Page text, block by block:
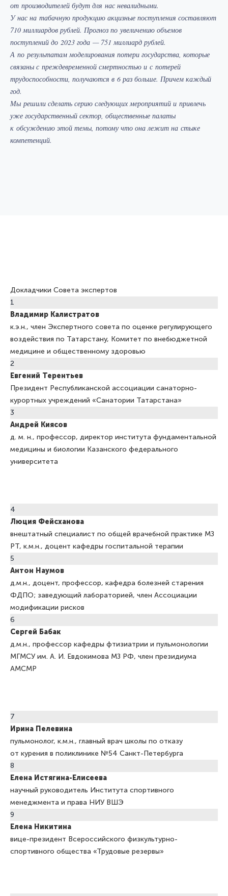
от производителей будут для нас невалидными.
У нас на табачную продукцию акцизные поступления составляют
710 миллиардов рублей. Прогноз по увеличению объемов
поступлений до 2023 года — 751 миллиард рублей.
А по результатам моделирования потери государства, которые
связаны с преждевременной смертностью и с потерей
трудоспособности, получаются в 6 раз больше. Причем каждый
год.
Мы решили сделать серию следующих мероприятий и привлечь
уже государственный сектор, общественные палаты
к обсуждению этой темы, потому что она лежит на стыке
компетенций.
Докладчики Совета экспертов
1
Владимир Калистратов
к.э.н., член Экспертного совета по оценке регулирующего
воздействия по Татарстану, Комитет по внебюджетной
медицине и общественному здоровью
2
Евгений Терентьев
Президент Республиканской ассоциации санаторно-
курортных учреждений «Санатории Татарстана»
3
Андрей Киясов
д. м. н., профессор, директор института фундаментальной
медицины и биологии Казанского федерального
университета
4
Люция Фейсханова
внештатный специалист по общей врачебной практике МЗ
РТ, к.м.н., доцент кафедры госпитальной терапии
5
Антон Наумов
д.м.н., доцент, профессор, кафедра болезней старения
ФДПО; заведующий лабораторией, член Ассоциации
модификации рисков
6
Сергей Бабак
д.м.н., профессор кафедры фтизиатрии и пульмонологии
МГМСУ им. А. И. Евдокимова МЗ РФ, член президиума
АМСМР
7
Ирина Пелевина
пульмонолог, к.м.н., главный врач школы по отказу
от курения в поликлинике № 54 Санкт-Петербурга
8
Елена Истягина-Елисеева
научный руководитель Института спортивного
менеджмента и права НИУ ВШЭ
9
Елена Никитина
вице-президент Всероссийского физкультурно-
спортивного общества «Трудовые резервы»